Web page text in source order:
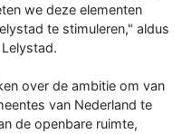
we deze elementen
te stimuleren," aldus
over de ambitie om van
van Nederland te
de openbare ruimte,